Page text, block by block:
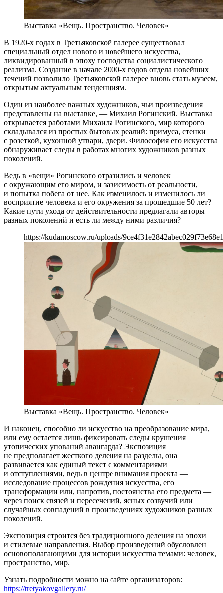
Выставка «Вещь. Пространство. Человек»
В 1920-х годах в Третьяковской галерее существовал
специальный отдел нового и новейшего искусства,
ликвидированный в эпоху господства социалистического
реализма. Создание в начале 2000-х годов отдела новейших
течений позволило Третьяковской галерее вновь стать музеем,
открытым актуальным тенденциям.
Один из наиболее важных художников, чьи произведения
представлены на выставке, — Михаил Рогинский. Выставка
открывается работами Михаила Рогинского, мир которого
складывался из простых бытовых реалий: примуса, стенки
с розеткой, кухонной утвари, двери. Философия его искусства
обнаруживает следы в работах многих художников разных
поколений.
Ведь в «вещи» Рогинского отразились и человек
с окружающим его миром, и зависимость от реальности,
и попытка побега от нее. Как изменилось и изменилось ли
восприятие человека и его окружения за прошедшие 50 лет?
Какие пути ухода от действительности предлагали авторы
разных поколений и есть ли между ними различия?
https://kudamoscow.ru/uploads/
Выставка «Вещь. Пространство. Человек»
И наконец, способно ли искусство на преобразование мира,
или ему остается лишь фиксировать следы крушения
утопических упований авангарда? Экспозиция
не предполагает жесткого деления на разделы, она
развивается как единый текст с комментариями
и отступлениями, ведь в центре внимания проекта —
исследование процессов рождения искусства, его
трансформации или, напротив, постоянства его предмета —
через поиск связей и пересечений, ясных созвучий или
случайных совпадений в произведениях художников разных
поколений.
Экспозиция строится без традиционного деления на эпохи
и стилевые направления. Выбор произведений обусловлен
основополагающими для истории искусства темами: человек,
пространство, мир.
Узнать подробности можно на сайте организаторов:
https://tretyakovgallery.ru/